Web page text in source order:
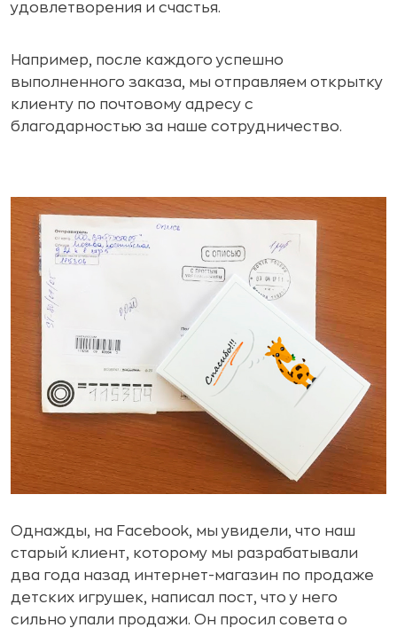
удовлетворения и счастья.
Например, после каждого успешно
выполненного заказа, мы отправляем открытку
клиенту по почтовому адресу с
благодарностью за наше сотрудничество.
Однажды, на Facebook, мы увидели, что наш
старый клиент, которому мы разрабатывали
два года назад интернет-магазин по продаже
детских игрушек, написал пост, что у него
сильно упали продажи. Он просил совета о